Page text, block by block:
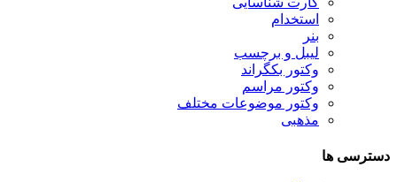
استخدام
بنر
لیبل و برچسب
وکتور بکگراند
وکتور مراسم
وکتور موضوعات مختلف
مذهبی
دسترسی ها